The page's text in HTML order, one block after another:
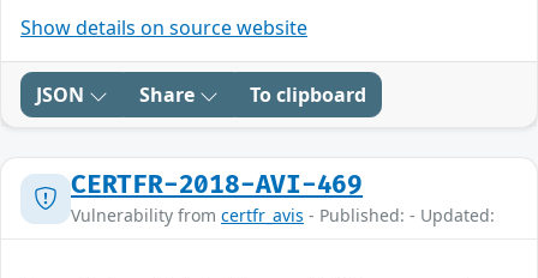
Show details on source website
JSON Share To clipboard
CERTFR-2018-AVI-469
Vulnerability from certfr_avis - Published: - Updated: